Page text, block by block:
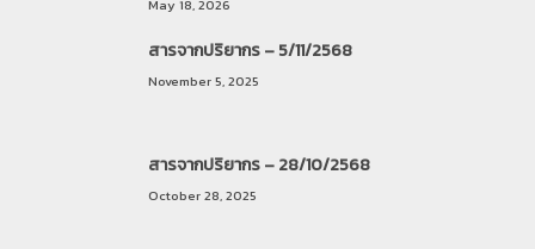
May 18, 2026
สารจากปริยากร – 5/11/2568
November 5, 2025
สารจากปริยากร – 28/10/2568
October 28, 2025